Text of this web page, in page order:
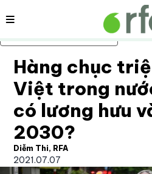
Bỏ qua nội dung chính
Nội dung
Hàng chục
Việt trong
có lương hưu
2030?
Diễm Thi, RFA
2021.07.07